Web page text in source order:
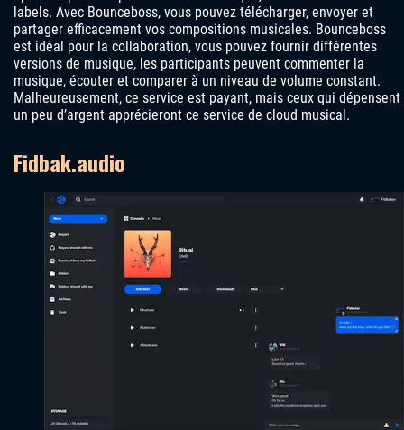
labels. Avec Bounceboss, vous pouvez télécharger, envoyer et
partager efficacement vos compositions musicales. Bounceboss
est idéal pour la collaboration, vous pouvez fournir différentes
versions de musique, les participants peuvent commenter la
musique, écouter et comparer à un niveau de volume constant.
Malheureusement, ce service est payant, mais ceux qui dépensent
un peu d’argent apprécieront ce service de cloud musical.
Fidbak.audio